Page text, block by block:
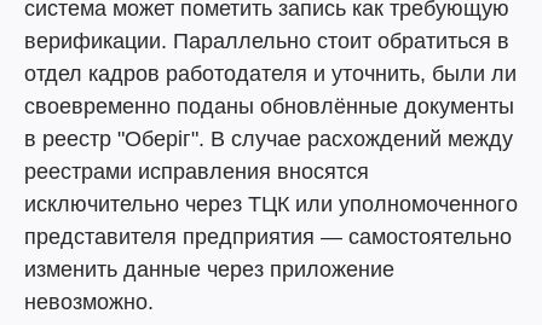
система может пометить запись как требующую
верификации. Параллельно стоит обратиться в
отдел кадров работодателя и уточнить, были ли
своевременно поданы обновлённые документы
в реестр "Оберіг". В случае расхождений между
реестрами исправления вносятся
исключительно через ТЦК или уполномоченного
представителя предприятия — самостоятельно
изменить данные через приложение
невозможно.